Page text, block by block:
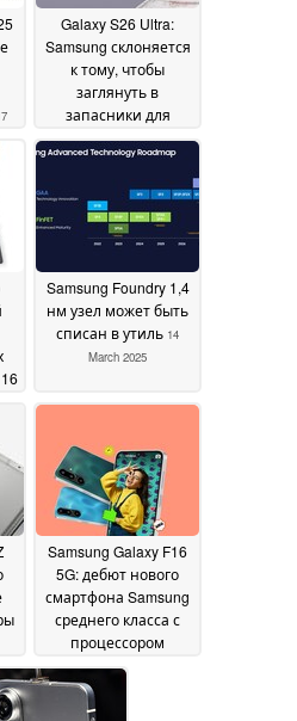
Galaxy S26 Ultra:
Samsung склоняется
к тому, чтобы
заглянуть в
запасники для
обновления камеры
15 March 2025
Samsung Foundry 1,4
нм узел может быть
списан в утиль 14
March 2025
Samsung Galaxy F16
5G: дебют нового
смартфона Samsung
среднего класса с
процессором
Dimensity 6300 и
шестью годами
обновлений